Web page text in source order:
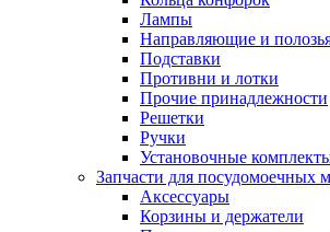
Лампы
Направляющие и
Подставки
Противни и лотки
Прочие принадлежности
Решетки
Ручки
Установочные
Запчасти для посудомоечных
Аксессуары
Корзины и держатели